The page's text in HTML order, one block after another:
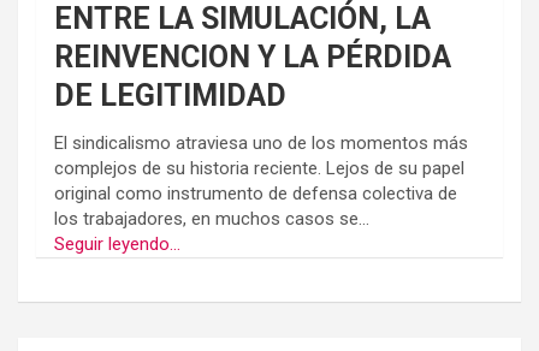
ENTRE LA SIMULACIÓN, LA
REINVENCION Y LA PÉRDIDA
DE LEGITIMIDAD
El sindicalismo atraviesa uno de los momentos más
complejos de su historia reciente. Lejos de su papel
original como instrumento de defensa colectiva de
los trabajadores, en muchos casos se...
Seguir leyendo...